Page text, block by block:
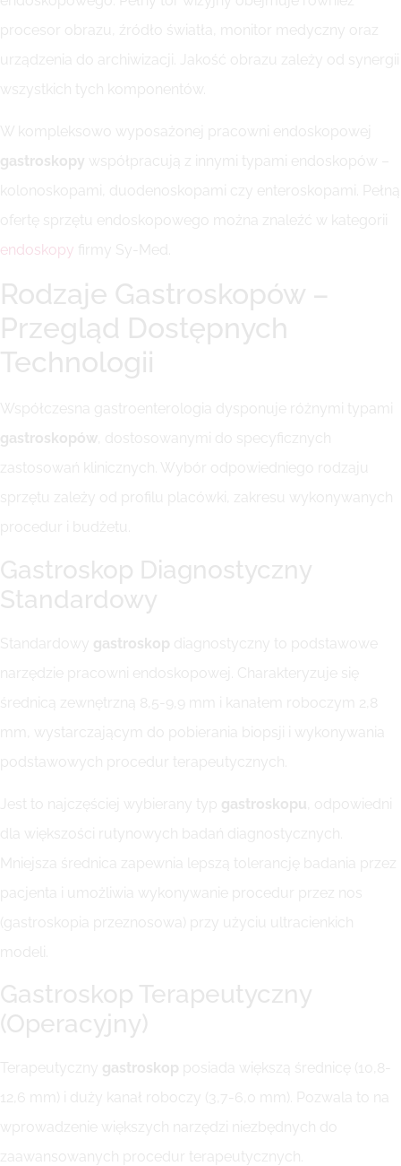
procesor obrazu, źródło światła, monitor medyczny oraz
urządzenia do archiwizacji. Jakość obrazu zależy od synergii
wszystkich tych komponentów.
W kompleksowo wyposażonej pracowni endoskopowej
gastroskopy współpracują z innymi typami endoskopów –
kolonoskopami, duodenoskopami czy enteroskopami. Pełną
ofertę sprzętu endoskopowego można znaleźć w kategorii
endoskopy firmy Sy-Med.
Rodzaje Gastroskopów –
Przegląd Dostępnych
Technologii
Współczesna gastroenterologia dysponuje różnymi typami
gastroskopów , dostosowanymi do specyficznych
zastosowań klinicznych. Wybór odpowiedniego rodzaju
sprzętu zależy od profilu placówki, zakresu wykonywanych
procedur i budżetu.
Gastroskop Diagnostyczny
Standardowy
Standardowy gastroskop diagnostyczny to podstawowe
narzędzie pracowni endoskopowej. Charakteryzuje się
średnicą zewnętrzną 8,5-9,9 mm i kanałem roboczym 2,8
mm, wystarczającym do pobierania biopsji i wykonywania
podstawowych procedur terapeutycznych.
Jest to najczęściej wybierany typ gastroskopu , odpowiedni
dla większości rutynowych badań diagnostycznych.
Mniejsza średnica zapewnia lepszą tolerancję badania przez
pacjenta i umożliwia wykonywanie procedur przez nos
(gastroskopia przeznosowa) przy użyciu ultracienkich
modeli.
Gastroskop Terapeutyczny
(Operacyjny)
Terapeutyczny gastroskop posiada większą średnicę (10,8-
12,6 mm) i duży kanał roboczy (3,7-6,0 mm). Pozwala to na
wprowadzenie większych narzędzi niezbędnych do
zaawansowanych procedur terapeutycznych.